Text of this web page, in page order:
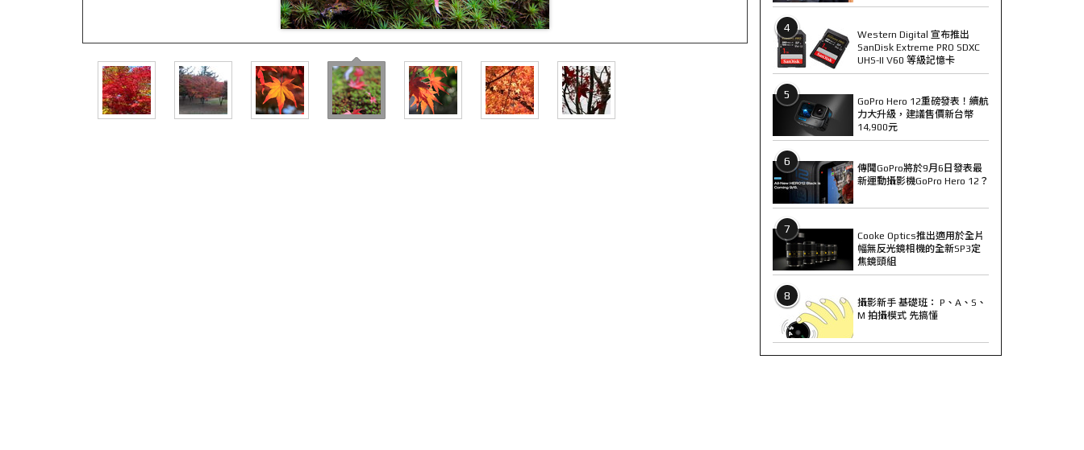
4
Western Digital 宣布推出
SanDisk Extreme PRO SDXC
UHS-II V60 等級記憶卡
5
GoPro Hero 12重磅發表！續航
力大升級，建議售價新台幣
14,900元
6
傳聞GoPro將於9月6日發表最
新運動攝影機GoPro Hero 12？
7
Cooke Optics推出適用於全片
幅無反光鏡相機的全新SP3定
焦鏡頭組
8
攝影新手 基礎班： P、A、S、
M 拍攝模式 先搞懂